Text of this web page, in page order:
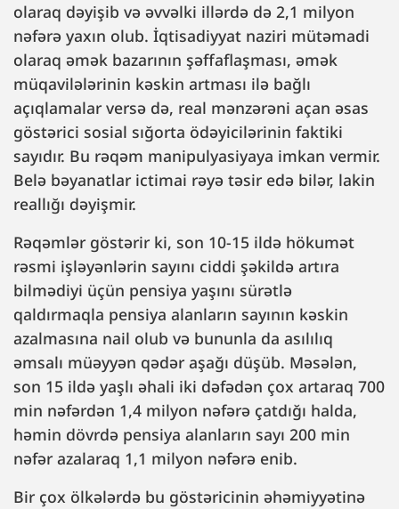
olaraq dəyişib və əvvəlki illərdə də 2,1 milyon
nəfərə yaxın olub. İqtisadiyyat naziri mütəmadi
olaraq əmək bazarının şəffaflaşması, əmək
müqavilələrinin kəskin artması ilə bağlı
açıqlamalar versə də, real mənzərəni açan əsas
göstərici sosial sığorta ödəyicilərinin faktiki
sayıdır. Bu rəqəm manipulyasiyaya imkan vermir.
Belə bəyanatlar ictimai rəyə təsir edə bilər, lakin
reallığı dəyişmir.
Rəqəmlər göstərir ki, son 10-15 ildə hökumət
rəsmi işləyənlərin sayını ciddi şəkildə artıra
bilmədiyi üçün pensiya yaşını sürətlə
qaldırmaqla pensiya alanların sayının kəskin
azalmasına nail olub və bununla da asılılıq
əmsalı müəyyən qədər aşağı düşüb. Məsələn,
son 15 ildə yaşlı əhali iki dəfədən çox artaraq 700
min nəfərdən 1,4 milyon nəfərə çatdığı halda,
həmin dövrdə pensiya alanların sayı 200 min
nəfər azalaraq 1,1 milyon nəfərə enib.
Bir çox ölkələrdə bu göstəricinin əhəmiyyətinə